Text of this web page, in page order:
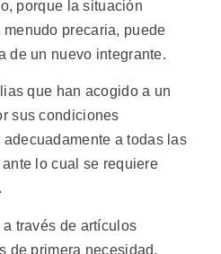
porque la situación
precaria, puede
de un nuevo integrante.
que han acogido a un
sus condiciones
a todas las
lo cual se requiere
través de artículos
de primera necesidad.